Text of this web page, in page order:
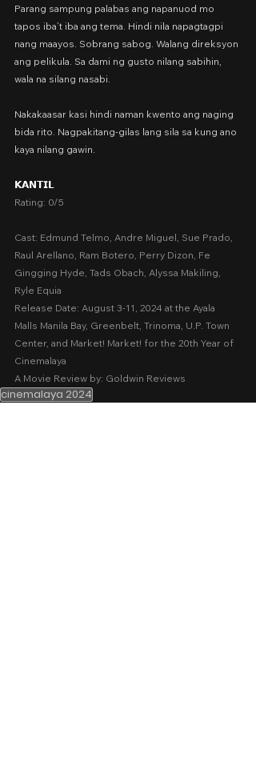
Parang sampung palabas ang napanuod mo
tapos iba’t iba ang tema. Hindi nila napagtagpi
nang maayos. Sobrang sabog. Walang direksyon
ang pelikula. Sa dami ng gusto nilang sabihin,
wala na silang nasabi.
Nakakaasar kasi hindi naman kwento ang naging
bida rito. Nagpakitang-gilas lang sila sa kung ano
kaya nilang gawin.
𝗞𝗔𝗡𝗧𝗜𝗟
Rating: 0/5
Cast: Edmund Telmo, Andre Miguel, Sue Prado,
Raul Arellano, Ram Botero, Perry Dizon, Fe
Gingging Hyde, Tads Obach, Alyssa Makiling,
Ryle Equia
Release Date: August 3-11, 2024 at the Ayala
Malls Manila Bay, Greenbelt, Trinoma, U.P. Town
Center, and Market! Market! for the 20th Year of
Cinemalaya
A Movie Review by: Goldwin Reviews
cinemalaya 2024